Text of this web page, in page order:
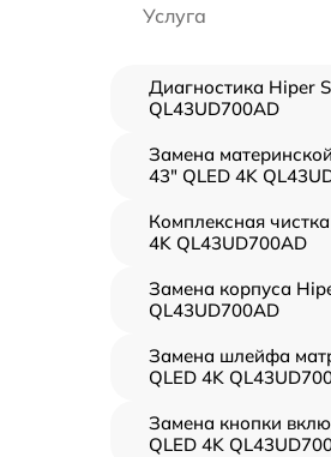
Услуга
Диагностика Hiper
QL43UD700AD
Замена
43" QLED 4K
Комплексная
4K QL43UD700AD
Замена корпуса
QL43UD700AD
Замена шлейфа
QLED 4K
Замена кнопки
QLED 4K